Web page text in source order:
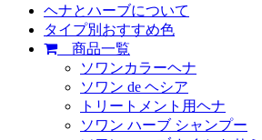
ヘナとハーブについて
タイプ別おすすめ色
商品一覧
ソワンカラーヘナ
ソワン de ヘシア
トリートメント用ヘナ
ソワン ハーブ シャンプー